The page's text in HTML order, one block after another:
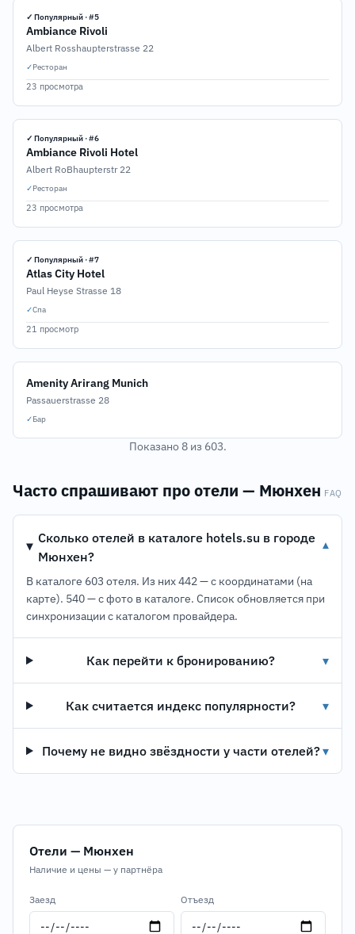
✓ Популярный · #5
Ambiance Rivoli
Albert Rosshaupterstrasse 22
✓Ресторан
23 просмотра
✓ Популярный · #6
Ambiance Rivoli Hotel
Albert RoBhaupterstr 22
✓Ресторан
23 просмотра
✓ Популярный · #7
Atlas City Hotel
Paul Heyse Strasse 18
✓Спа
21 просмотр
Amenity Arirang Munich
Passauerstrasse 28
✓Бар
Показано 8 из 603.
Часто спрашивают про отели — Мюнхен FAQ
Сколько отелей в каталоге hotels.su в городе
Мюнхен?
▾
В каталоге 603 отеля. Из них 442 — с координатами (на
карте). 540 — с фото в каталоге. Список обновляется при
синхронизации с каталогом провайдера.
Как перейти к бронированию? ▾
Как считается индекс популярности? ▾
Почему не видно звёздности у части отелей?▾
Отели — Мюнхен
Наличие и цены — у партнёра
Заезд Отъезд